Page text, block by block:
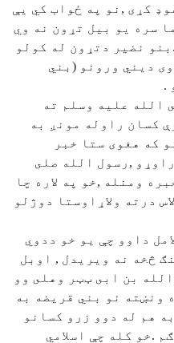
كړى ,نو په ځواب كي يې
سره يو بيل تړون نه وي
نضير دتړون له كولو
ديني ورونو (بني
.
الله عليه وسلم ته
كسان راوله مونږ به
كه هغوی ستا خبر
,رسول الله صلى
ومنله ,خو په لاره چا
درته ولاړاوستا دوژلو
داوو چې يو خو ددوي
څخه نه ويريدل , اوبل
بن ابى ټټر وهلى وو
ونښته نو بني قريضه به
هم له دوو زرو كسانو
.خو كله چې اسلامي